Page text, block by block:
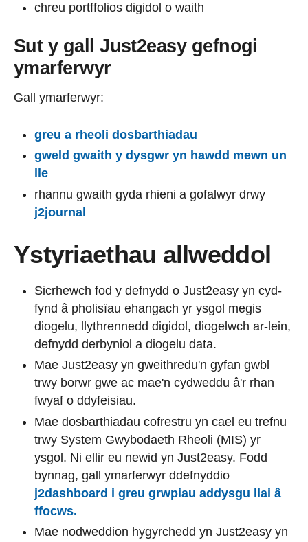
chreu portffolios digidol o waith
Sut y gall Just2easy gefnogi
ymarferwyr
Gall ymarferwyr:
greu a rheoli dosbarthiadau
gweld gwaith y dysgwr yn hawdd mewn un
lle
rhannu gwaith gyda rhieni a gofalwyr drwy
j2journal
Ystyriaethau allweddol
Sicrhewch fod y defnydd o Just2easy yn cyd-
fynd â pholisïau ehangach yr ysgol megis
diogelu, llythrennedd digidol, diogelwch ar-lein,
defnydd derbyniol a diogelu data.
Mae Just2easy yn gweithredu'n gyfan gwbl
trwy borwr gwe ac mae'n cydweddu â'r rhan
fwyaf o ddyfeisiau.
Mae dosbarthiadau cofrestru yn cael eu trefnu
trwy System Gwybodaeth Rheoli (MIS) yr
ysgol. Ni ellir eu newid yn Just2easy. Fodd
bynnag, gall ymarferwyr ddefnyddio
j2dashboard i greu grwpiau addysgu llai â
ffocws.
Mae nodweddion hygyrchedd yn Just2easy yn